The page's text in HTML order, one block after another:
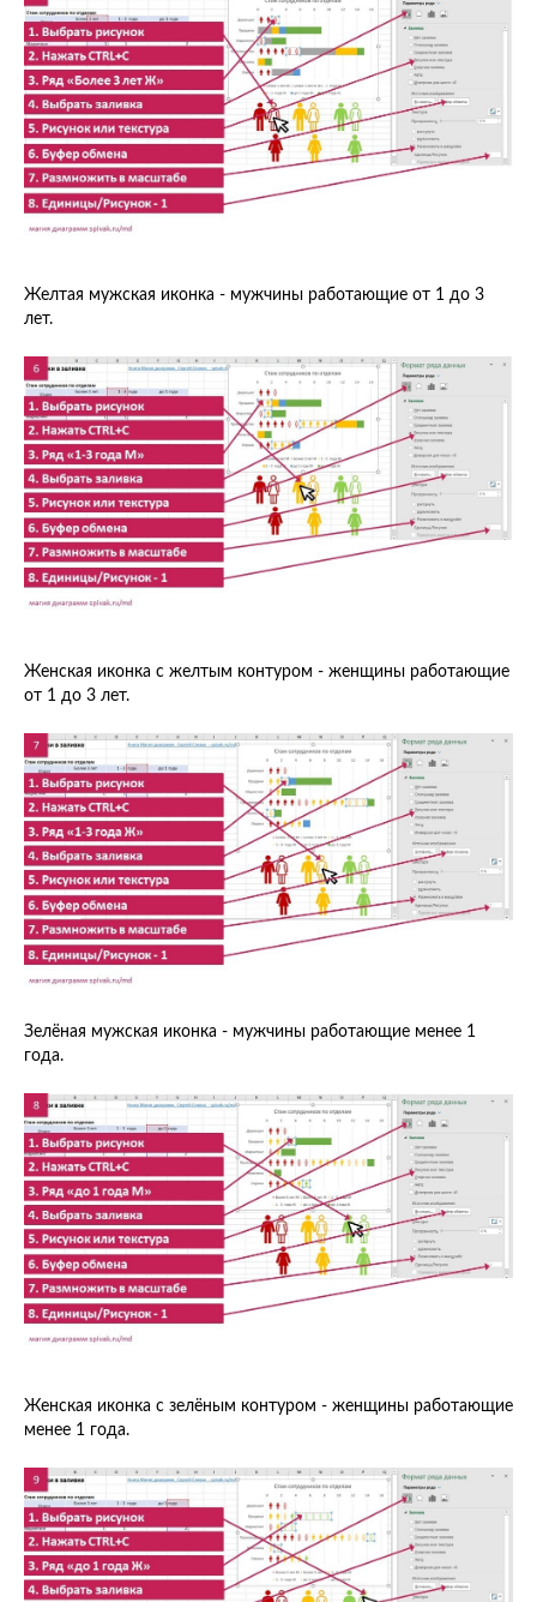
Желтая мужская иконка - мужчины работающие от 1 до 3
лет.
Женская иконка с желтым контуром - женщины работающие
от 1 до 3 лет.
Зелёная мужская иконка - мужчины работающие менее 1
года.
Женская иконка с зелёным контуром - женщины работающие
менее 1 года.